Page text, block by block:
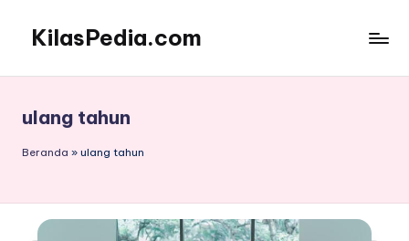
content
KilasPedia.com
Terdepan
ulang tahun
Beranda » ulang tahun